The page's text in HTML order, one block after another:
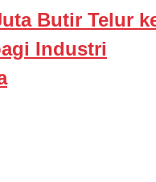
Butir Telur
Industri